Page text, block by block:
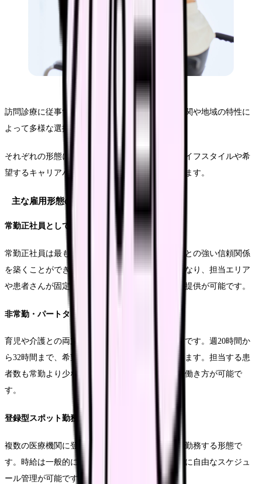
訪問診療に従事する看護師の勤務形態は、医療機関や地域の特性に
よって多様な選択肢が用意されています。
それぞれの形態には特徴的なメリットがあり、ライフスタイルや希
望するキャリアパスに応じて選択することができます。
主な雇用形態の特徴
常勤正社員としての勤務
常勤正社員は最も一般的な雇用形態で、医療機関との強い信頼関係
を築くことができます。週40時間の勤務が基本となり、担当エリア
や患者さんが固定されることで、継続的なケアの提供が可能です。
非常勤・パートタイム勤務
育児や介護との両立を目指す方に人気の勤務形態です。週20時間か
ら32時間まで、希望に応じて勤務時間を調整できます。担当する患
者数も常勤より少なめに設定され、負担を抑えた働き方が可能で
す。
登録型スポット勤務
複数の医療機関に登録し、その日の必要に応じて勤務する形態で
す。時給は一般的に高めに設定されており、完全に自由なスケジュ
ール管理が可能です。